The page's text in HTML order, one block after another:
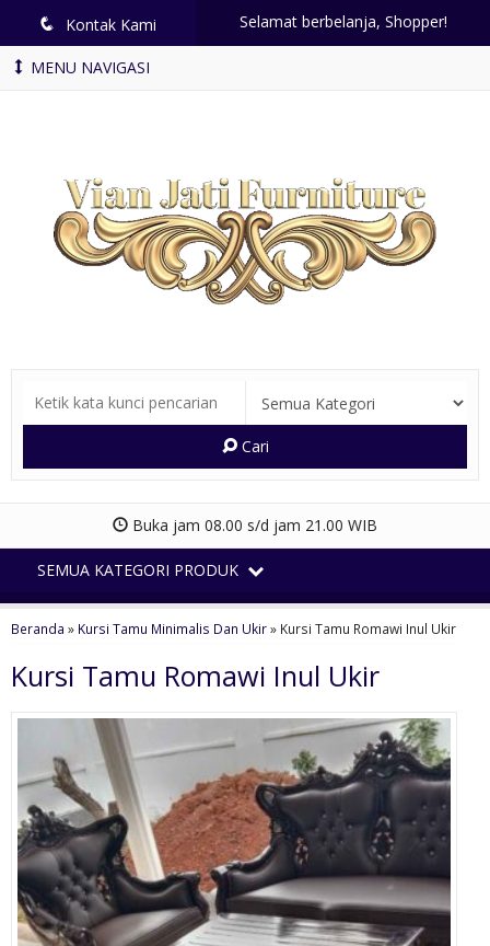
q Kontak Kami Selamat berbelanja, Shopper!
MENU NAVIGASI
Cari
Buka jam 08.00 s/d jam 21.00 WIB
SEMUA KATEGORI PRODUK
Beranda » Kursi Tamu Minimalis Dan Ukir» Kursi Tamu Romawi Inul Ukir
Kursi Tamu Romawi Inul Ukir